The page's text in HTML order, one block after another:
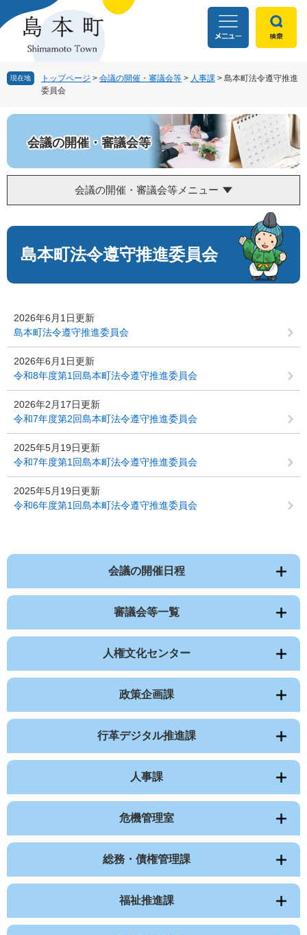
ー
。
ニ
て
へ
現在地 トップページ > 会議の開催・審議会等 > 人事課 > 島本町法令遵守推進
委員会
会議の開催・審議会等
会議の開催・審議会等メニュー
文
島本町法令遵守推進委員会
2026年6月1日更新
島本町法令遵守推進委員会
2026年6月1日更新
令和8年度第1回島本町法令遵守推進委員会
2026年2月17日更新
令和7年度第2回島本町法令遵守推進委員会
2025年5月19日更新
令和7年度第1回島本町法令遵守推進委員会
2025年5月19日更新
令和6年度第1回島本町法令遵守推進委員会
会議の開催日程
審議会等一覧
人権文化センター
政策企画課
行革デジタル推進課
人事課
危機管理室
総務・債権管理課
福祉推進課